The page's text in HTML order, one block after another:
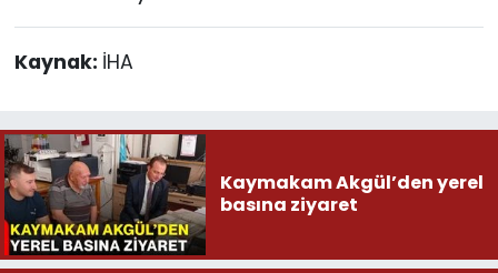
Kaynak: İHA
Kaymakam Akgül’den yerel
basına ziyaret